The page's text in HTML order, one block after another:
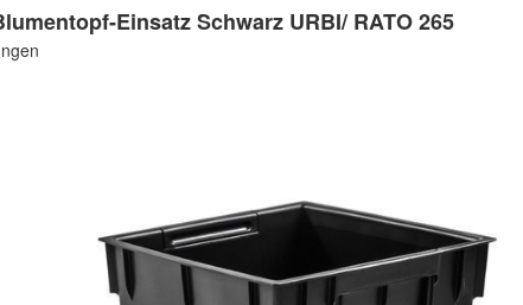
Einsatz Schwarz URBI/ RATO 265